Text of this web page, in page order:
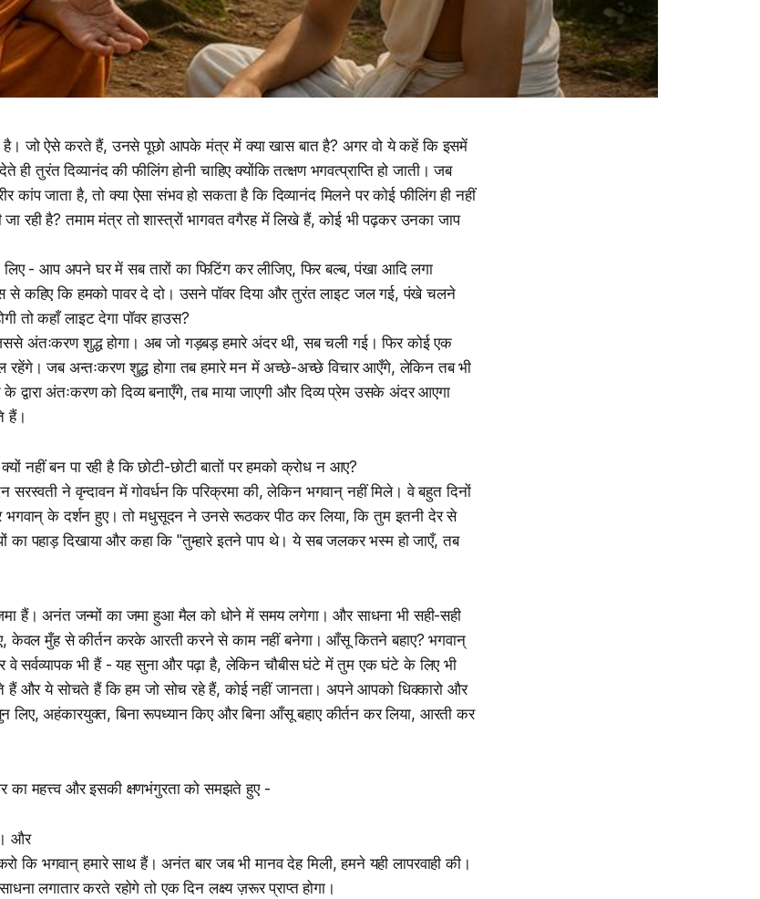
जो ऐसे करते हैं, उनसे पूछो आपके मंत्र में क्या खास बात है? अगर वो ये कहें कि इसमें
ही तुरंत दिव्यानंद की फीलिंग होनी चाहिए क्योंकि तत्क्षण भगवत्प्राप्ति हो जाती। जब
कांप जाता है, तो क्या ऐसा संभव हो सकता है कि दिव्यानंद मिलने पर कोई फीलिंग ही नहीं
रही है? तमाम मंत्र तो शास्त्रों भागवत वगैरह में लिखे हैं, कोई भी पढ़कर उनका जाप
लिए - आप अपने घर में सब तारों का फिटिंग कर लीजिए, फिर बल्ब, पंखा आदि लगा
से कहिए कि हमको पावर दे दो। उसने पॉवर दिया और तुरंत लाइट जल गई, पंखे चलने
तो कहाँ लाइट देगा पॉवर हाउस?
अंतःकरण शुद्ध होगा। अब जो गड़बड़ हमारे अंदर थी, सब चली गई। फिर कोई एक
रहेंगे। जब अन्तःकरण शुद्ध होगा तब हमारे मन में अच्छे-अच्छे विचार आएँगे, लेकिन तब भी
द्वारा अंतःकरण को दिव्य बनाएँगे, तब माया जाएगी और दिव्य प्रेम उसके अंदर आएगा
हैं।
नहीं बन पा रही है कि छोटी-छोटी बातों पर हमको क्रोध न आए?
सरस्वती ने वृन्दावन में गोवर्धन कि परिक्रमा की, लेकिन भगवान् नहीं मिले। वे बहुत दिनों
के दर्शन हुए। तो मधुसूदन ने उनसे रूठकर पीठ कर लिया, कि तुम इतनी देर से
का पहाड़ दिखाया और कहा कि "तुम्हारे इतने पाप थे। ये सब जलकर भस्म हो जाएँ, तब
हैं। अनंत जन्मों का जमा हुआ मैल को धोने में समय लगेगा। और साधना भी सही-सही
केवल मुँह से कीर्तन करके आरती करने से काम नहीं बनेगा। आँसू कितने बहाए? भगवान्
वे सर्वव्यापक भी हैं - यह सुना और पढ़ा है, लेकिन चौबीस घंटे में तुम एक घंटे के लिए भी
हैं और ये सोचते हैं कि हम जो सोच रहे हैं, कोई नहीं जानता। अपने आपको धिक्कारो और
अहंकारयुक्त, बिना रूपध्यान किए और बिना आँसू बहाए कीर्तन कर लिया, आरती कर
का महत्त्व और इसकी क्षणभंगुरता को समझते हुए -
और
कि भगवान् हमारे साथ हैं। अनंत बार जब भी मानव देह मिली, हमने यही लापरवाही की।
लगातार करते रहोगे तो एक दिन लक्ष्य ज़रूर प्राप्त होगा।